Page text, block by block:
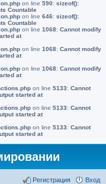
on line 590: sizeof():
Countable
on line 646: sizeof():
Countable
on line 1068: Cannot modify
at
on line 1068: Cannot modify
at
on line 1068: Cannot modify
at
on line 5133: Cannot
started at
on line 5133: Cannot
started at
on line 5133: Cannot
started at
Вход
Регистрация